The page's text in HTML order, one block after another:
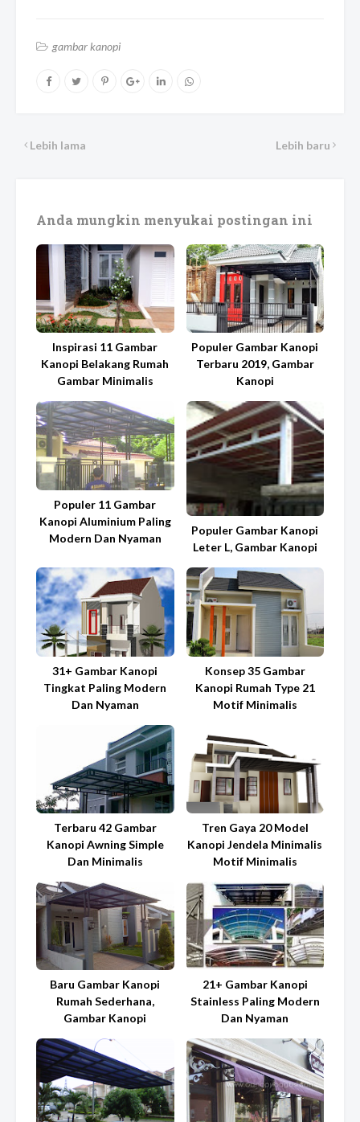
gambar kanopi
Lebih baru
Lebih lama
Anda mungkin menyukai postingan ini
Inspirasi 11 Gambar
Kanopi Belakang Rumah
Gambar Minimalis
Populer Gambar Kanopi
Terbaru 2019, Gambar
Kanopi
Populer 11 Gambar
Kanopi Aluminium Paling
Modern Dan Nyaman
Populer Gambar Kanopi
Leter L, Gambar Kanopi
31+ Gambar Kanopi
Tingkat Paling Modern
Dan Nyaman
Konsep 35 Gambar
Kanopi Rumah Type 21
Motif Minimalis
Terbaru 42 Gambar
Kanopi Awning Simple
Dan Minimalis
Tren Gaya 20 Model
Kanopi Jendela Minimalis
Motif Minimalis
Baru Gambar Kanopi
Rumah Sederhana,
Gambar Kanopi
21+ Gambar Kanopi
Stainless Paling Modern
Dan Nyaman